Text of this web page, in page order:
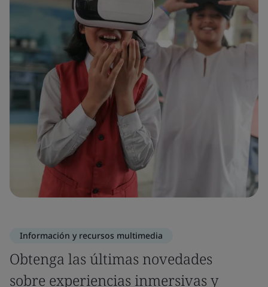
Información y recursos multimedia
Obtenga las últimas novedades
sobre experiencias inmersivas y